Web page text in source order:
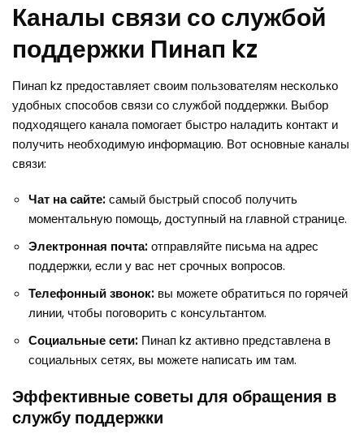
Каналы связи со службой
поддержки Пинап kz
Пинап kz предоставляет своим пользователям несколько
удобных способов связи со службой поддержки. Выбор
подходящего канала помогает быстро наладить контакт и
получить необходимую информацию. Вот основные каналы
связи:
Чат на сайте:самый быстрый способ получить
моментальную помощь, доступный на главной странице.
Электронная почта:отправляйте письма на адрес
поддержки, если у вас нет срочных вопросов.
Телефонный звонок: вы можете обратиться по горячей
линии, чтобы поговорить с консультантом.
Социальные сети: Пинап kz активно представлена в
социальных сетях, вы можете написать им там.
Эффективные советы для обращения в
службу поддержки